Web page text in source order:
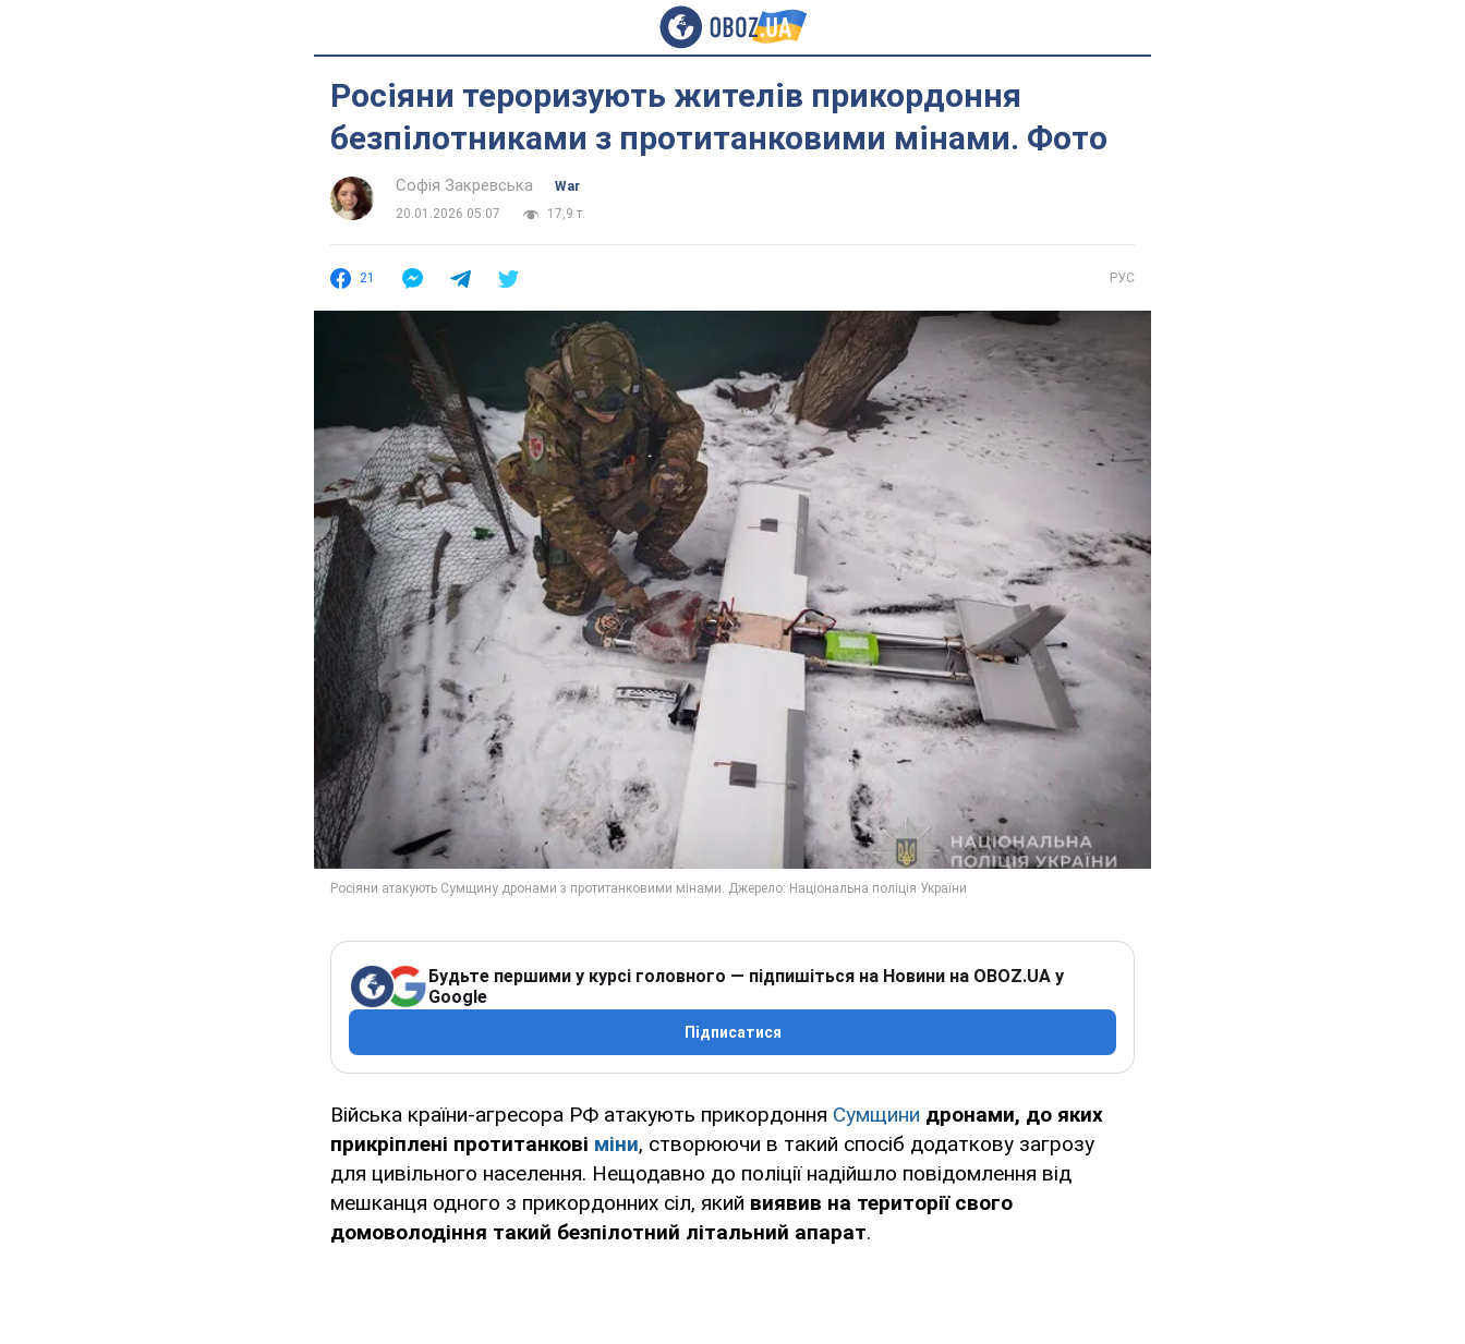
Росіяни тероризують жителів прикордоння
безпілотниками з протитанковими мінами. Фото
Софія Закревська
War
20.01.2026 05:07
17,9 т.
21 РУС
Будьте першими у курсі головного — підпишіться на Новини на OBOZ.UA у
Google
Підписатися
Війська країни-агресора РФ атакують прикордоння Сумщини дронами, до яких
прикріплені протитанкові міни, створюючи в такий спосіб додаткову загрозу
для цивільного населення. Нещодавно до поліції надійшло повідомлення від
мешканця одного з прикордонних сіл, який виявив на території свого
домоволодіння такий безпілотний літальний апарат.